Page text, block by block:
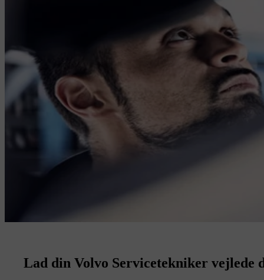
Lad din Volvo Servicetekniker vejlede